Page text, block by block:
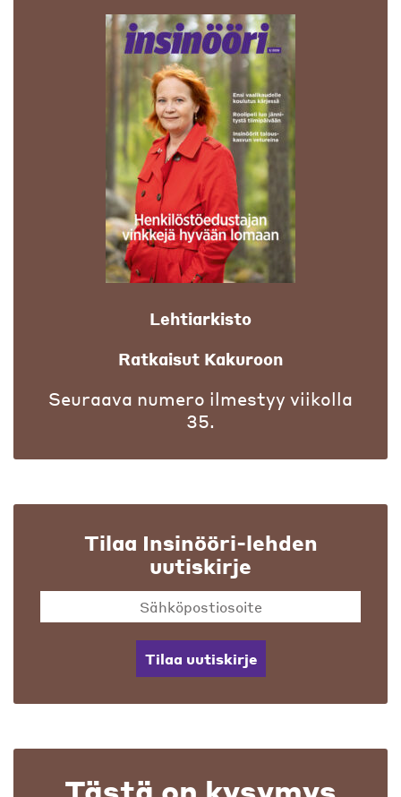
Lehtiarkisto
Ratkaisut Kakuroon
Seuraava numero ilmestyy viikolla
35.
Tilaa Insinööri-lehden
uutiskirje
Tilaa uutiskirje